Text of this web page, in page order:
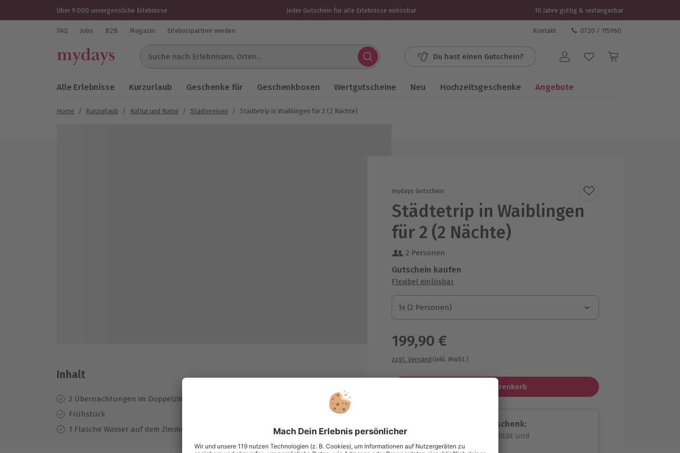
Über 9.000 unvergessliche Erlebnisse Jeder Gutschein für alle Erlebnisse einlösbar 10 Jahre gültig & verlängerbar
FAQ Jobs B2B Magazin Erlebnispartner werden Kontakt 0720 / 115960
Suche nach Erlebnissen...
Du hast einen Gutschein? Benutzerkonto
Alle Erlebnisse Kurzurlaub Geschenke für Geschenkboxen Wertgutscheine Neu Hochzeitsgeschenke Angebote
Home / Kurzurlaub / Kultur und Natur / Städtereisen / Städtetrip in Waiblingen für 2 (2 Nächte)
mydays Gutschein
Städtetrip in Waiblingen
für 2 (2 Nächte)
2 Personen
Gutschein kaufen
Flexibel einlösbar
1x (2 Personen)
1x (2 Personen)
1x (2 Personen)
199,90 €
zzgl. Versand (inkl. MwSt.)
In den Warenkorb
Immer das passende Geschenk:
Große Auswahl, volle Flexibilität und
maximale Sicherheit
Inhalt
2 Übernachtungen im Doppelzimmer im LOGINN Hotel Waiblingen
Frühstück
1 Flasche Wasser auf dem Zimmer